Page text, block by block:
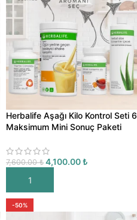
Herbalife Aşağı Kilo Kontrol Seti 6
Maksimum Mini Sonuç Paketi
7,600.00₺ 4,100.00₺
SEPETE EKLE
-50%